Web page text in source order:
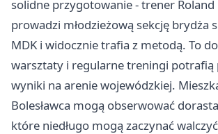
solidne przygotowanie - trener Roland
prowadzi młodzieżową sekcję brydża
MDK i widocznie trafia z metodą. To
warsztaty i regularne treningi potrafią
wyniki na arenie wojewódzkiej.
Bolesławca mogą obserwować
które niedługo mogą zaczynać